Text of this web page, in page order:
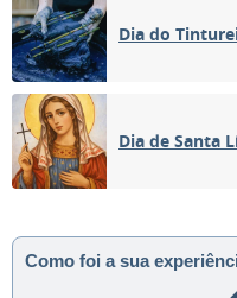
Dia do
Dia de Santa
Como foi a sua